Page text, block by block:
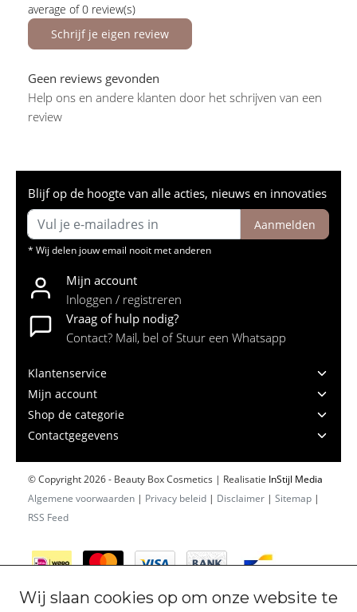
average of 0 review(s)
Schrijf je eigen review
Geen reviews gevonden
Help ons en andere klanten door het schrijven van een
review
Blijf op de hoogte van alle acties, nieuws en innovaties
Aanmelden
* Wij delen jouw email nooit met anderen
Mijn account
Inloggen / registreren
Vraag of hulp nodig?
Contact? Mail, bel of Stuur een Whatsapp
Klantenservice
Mijn account
Shop de categorie
Contactgegevens
© Copyright 2026 - Beauty Box Cosmetics | Realisatie InStijl Media
Algemene voorwaarden | Privacy beleid | Disclaimer | Sitemap |
RSS Feed
Wij slaan cookies op om onze website te